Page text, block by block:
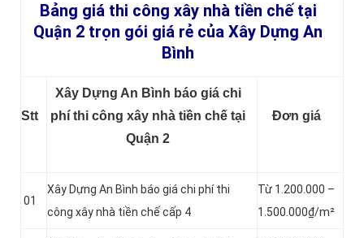
Bảng giá thi công xây nhà tiền chế tại
Quận 2 trọn gói giá rẻ của Xây Dựng An
Bình
Stt
Xây Dựng An Bình báo giá chi
phí thi công xây nhà tiền chế tại
Quận 2
Đơn giá
01
Xây Dựng An Bình báo giá chi phí thi
công xây nhà tiền chế cấp 4
Từ 1.200.000 –
1.500.000₫/m²